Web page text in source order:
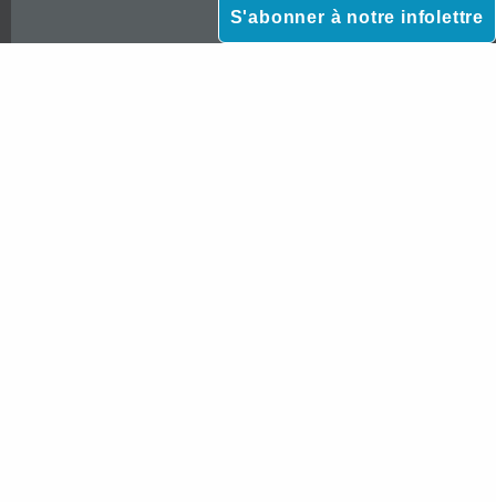
S'abonner à notre infolettre